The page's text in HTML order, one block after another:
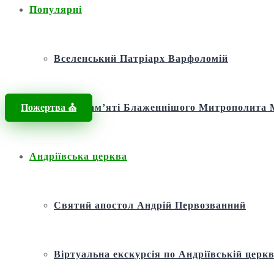
Популярні
Вселенський Патріарх Варфоломій
Фонд пам’яті Блаженнішого
Андріївська церква
Святий апостол Андрій Первозванний
Віртуальна екскурсія по Андріївській
Пожертва ⛪️